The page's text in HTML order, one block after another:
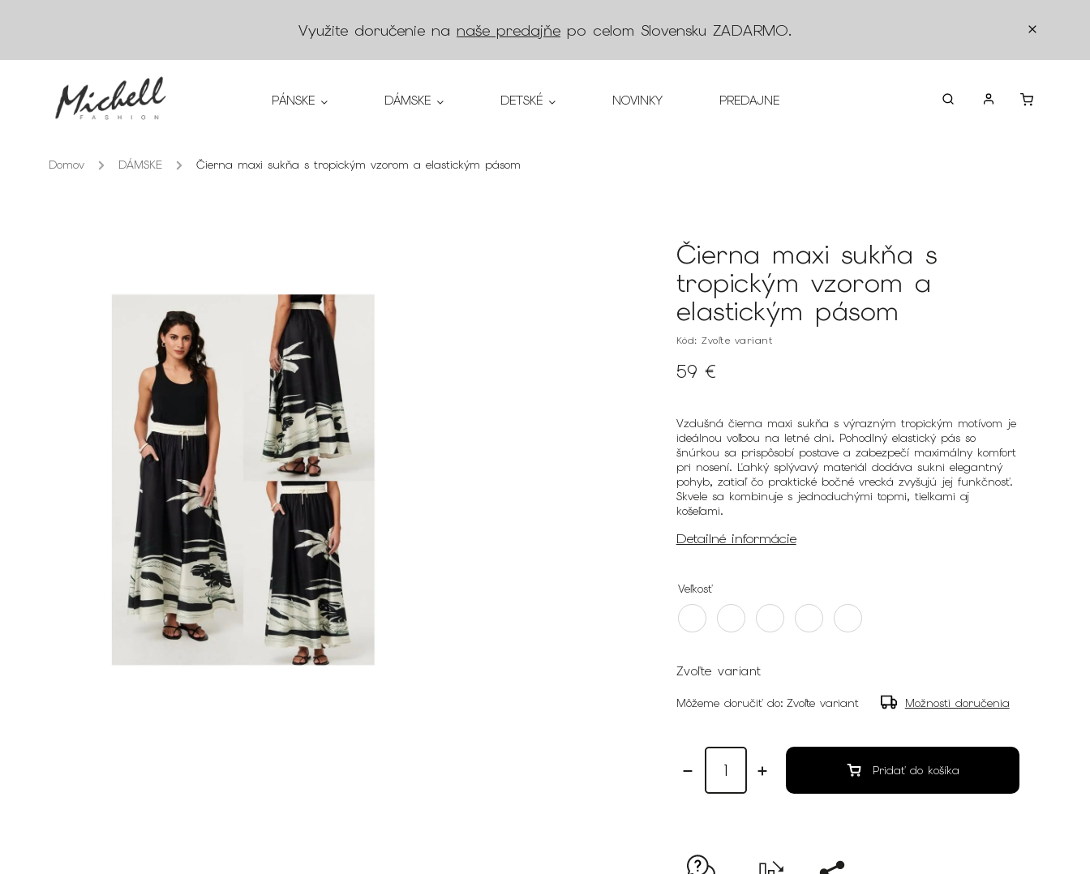
Využite doručenie na naše predajňe po celom Slovensku ZADARMO.
PÁNSKE DÁMSKE DETSKÉ NOVINKY PREDAJNE KONTAKTY
Domov / DÁMSKE / Čierna maxi sukňa s tropickým vzorom a elastickým pásom
Čierna maxi sukňa s
tropickým vzorom a
elastickým pásom
Kód: Zvoľte variant
59 €
Vzdušná čierna maxi sukňa s výrazným tropickým motívom je
ideálnou voľbou na letné dni. Pohodlný elastický pás so
šnúrkou sa prispôsobí postave a zabezpečí maximálny komfort
pri nosení. Ľahký splývavý materiál dodáva sukni elegantný
pohyb, zatiaľ čo praktické bočné vrecká zvyšujú jej funkčnosť.
Skvele sa kombinuje s jednoduchými topmi, tielkami aj
košeľami.
Detailné informácie
Veľkosť
Zvoľte variant
Môžeme doručiť do: Zvoľte variant Možnosti doručenia
Pridať do košíka